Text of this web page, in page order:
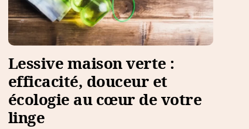
Lessive maison verte :
efficacité, douceur et
écologie au cœur de votre
linge